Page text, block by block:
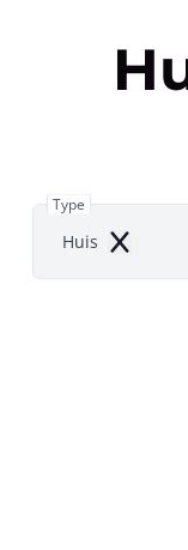
Type
Huis Remove